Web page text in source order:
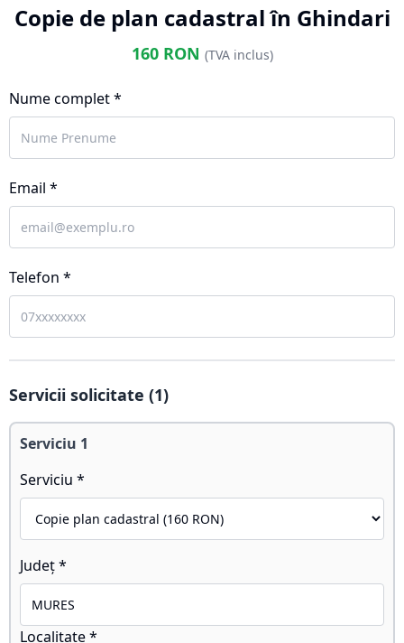
Copie de plan cadastral în Ghindari
160RON (TVA inclus)
Nume complet *
Email *
Telefon *
Servicii solicitate (1)
Serviciu 1
Serviciu *
Județ *
Localitate *